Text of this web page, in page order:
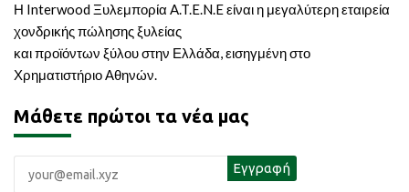
Η Interwood Ξυλεμπορία A.T.E.N.E είναι η μεγαλύτερη εταιρεία
χονδρικής πώλησης ξυλείας
και προϊόντων ξύλου στην Ελλάδα, εισηγμένη στο
Χρηματιστήριο Αθηνών.
Μάθετε πρώτοι τα νέα μας